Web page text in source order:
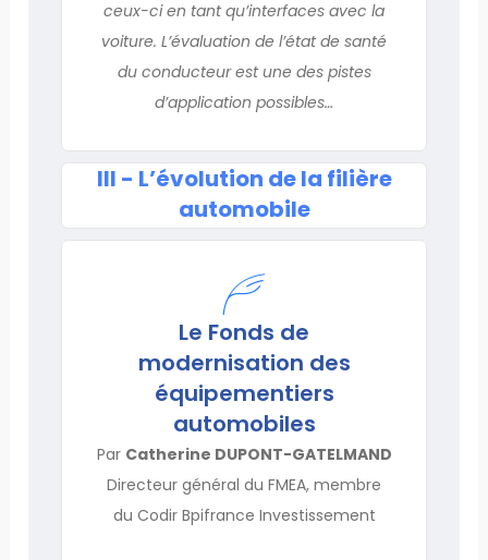
ceux-ci en tant qu’interfaces avec la
voiture. L’évaluation de l’état de santé
du conducteur est une des pistes
d’application possibles…
III - L’évolution de la filière
automobile
Le Fonds de
modernisation des
équipementiers
automobiles
Par Catherine DUPONT-GATELMAND
Directeur général du FMEA, membre
du Codir Bpifrance Investissement